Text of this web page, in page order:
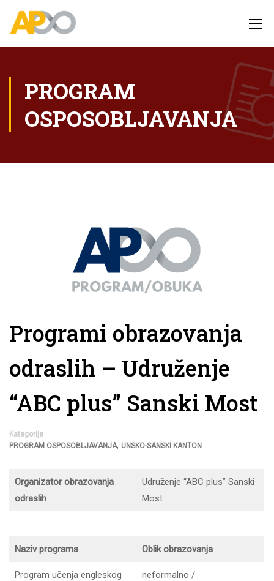
PROGRAM
OSPOSOBLJAVANJA
Programi obrazovanja
odraslih – Udruženje
“ABC plus” Sanski Most
Kategorije
PROGRAM OSPOSOBLJAVANJA, UNSKO-SANSKI KANTON
Organizator obrazovanja
odraslih
Udruženje “ABC plus” Sanski
Most
Naziv programa Oblik obrazovanja
Program učenja engleskog
neformalno /